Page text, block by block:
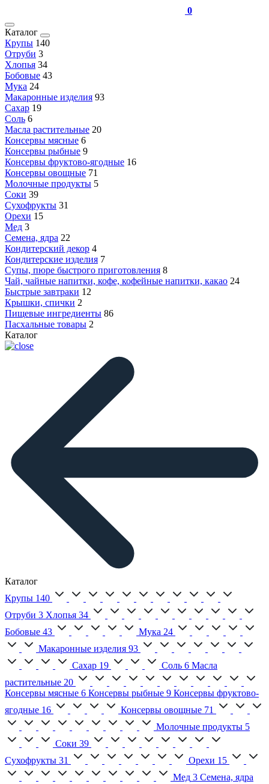
0
Каталог
Крупы 140
Отруби 3
Хлопья 34
Бобовые 43
Мука 24
Макаронные изделия 93
Сахар 19
Соль 6
Масла растительные 20
Консервы мясные 6
Консервы рыбные 9
Консервы фруктово-ягодные 16
Консервы овощные 71
Молочные продукты 5
Соки 39
Сухофрукты 31
Орехи 15
Мед 3
Семена, ядра 22
Кондитерский декор 4
Кондитерские изделия 7
Супы, пюре быстрого приготовления 8
Чай, чайные напитки, кофе, кофейные напитки, какао 24
Быстрые завтраки 12
Крышки, спички 2
Пищевые ингредиенты 86
Пасхальные товары 2
Каталог
Каталог
Крупы 140
Отруби 3 Хлопья 34
Бобовые 43 Мука 24
Макаронные изделия 93
Сахар 19 Соль 6 Масла
растительные 20
Консервы мясные 6 Консервы рыбные 9 Консервы фруктово-
ягодные 16 Консервы овощные 71
Молочные продукты 5
Соки 39
Сухофрукты 31 Орехи 15
Мед 3 Семена, ядра